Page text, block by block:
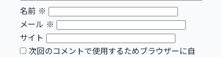
名前 ※
メール ※
サイト
次回のコメントで使用するためブラウザーに自